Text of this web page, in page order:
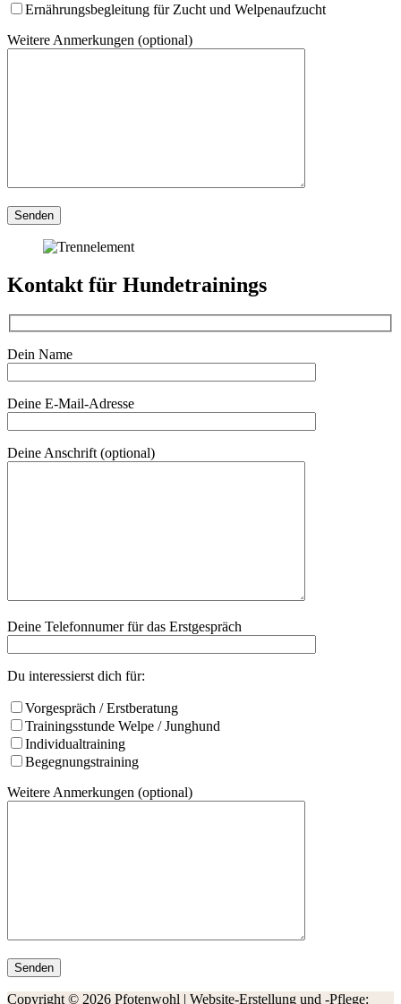
Ernährungsbegleitung für Zucht und Welpenaufzucht
Weitere Anmerkungen (optional)
Kontakt für Hundetrainings
Dein Name
Deine E-Mail-Adresse
Deine Anschrift (optional)
Deine Telefonnumer für das Erstgespräch
Du interessierst dich für:
Vorgespräch / Erstberatung
Trainingsstunde Welpe / Junghund
Individualtraining
Begegnungstraining
Weitere Anmerkungen (optional)
Copyright © 2026 Pfotenwohl | Website-Erstellung und -Pflege: